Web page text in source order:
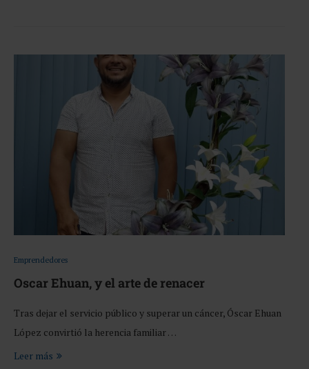
Emprendedores
Oscar Ehuan, y el arte de renacer
Tras dejar el servicio público y superar un cáncer, Óscar Ehuan
López convirtió la herencia familiar …
Leer más